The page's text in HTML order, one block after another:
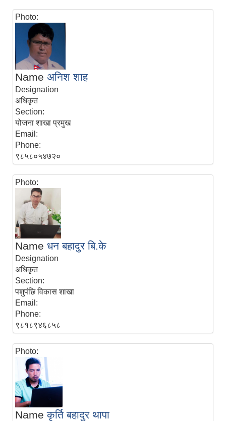
Photo:
Name अनिश शाह
Designation
अधिकृत
Section:
योजना शाखा प्रमुख
Email:
Phone:
९८५८०५४७२०
Photo:
Name धन बहादुर बि.के
Designation
अधिकृत
Section:
पशुपंछि विकास शाखा
Email:
Phone:
९८१८९४६८५८
Photo:
Name कृर्ति बहादुर थापा